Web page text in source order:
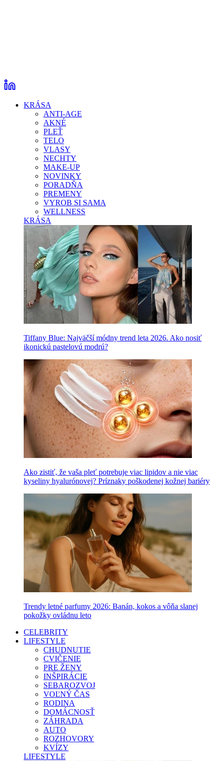
KRÁSA
ANTI-AGE
AKNÉ
PLEŤ
TELO
VLASY
NECHTY
MAKE-UP
NOVINKY
PORADŇA
PREMENY
VYROB SI SAMA
WELLNESS
KRÁSA
Tiffany Blue: Najväčší módny trend leta 2026. Ako nosiť
ikonickú pastelovú modrú?
Ako zistiť, že vaša pleť potrebuje viac lipidov a nie viac
kyseliny hyalurónovej? Príznaky poškodenej kožnej bariéry
Trendy letné parfumy 2026: Banán, kokos a vôňa slanej
pokožky ovládnu leto
CELEBRITY
LIFESTYLE
CHUDNUTIE
CVIČENIE
PRE ŽENY
INŠPIRÁCIE
SEBAROZVOJ
VOĽNÝ ČAS
RODINA
DOMÁCNOSŤ
ZÁHRADA
AUTO
ROZHOVORY
KVÍZY
LIFESTYLE